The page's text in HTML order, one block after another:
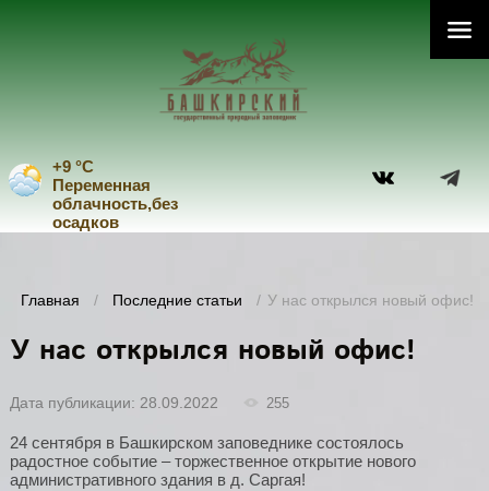
+9 °C
Переменная
облачность,без
осадков
Главная / Последние статьи / У нас открылся новый офис!
У нас открылся новый офис!
Дата публикации: 28.09.2022 255
24 сентября в Башкирском заповеднике состоялось
радостное событие – торжественное открытие нового
административного здания в д. Саргая!